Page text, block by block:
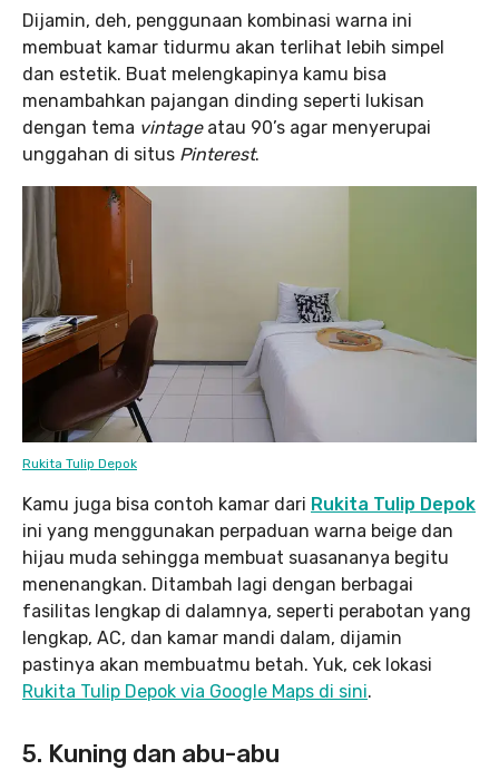
Dijamin, deh, penggunaan kombinasi warna ini
membuat kamar tidurmu akan terlihat lebih simpel
dan estetik. Buat melengkapinya kamu bisa
menambahkan pajangan dinding seperti lukisan
dengan tema vintage atau 90’s agar menyerupai
unggahan di situs Pinterest.
Rukita Tulip Depok
Kamu juga bisa contoh kamar dari Rukita Tulip Depok
ini yang menggunakan perpaduan warna beige dan
hijau muda sehingga membuat suasananya begitu
menenangkan. Ditambah lagi dengan berbagai
fasilitas lengkap di dalamnya, seperti perabotan yang
lengkap, AC, dan kamar mandi dalam, dijamin
pastinya akan membuatmu betah. Yuk, cek lokasi
Rukita Tulip Depok via Google Maps di sini.
5. Kuning dan abu-abu